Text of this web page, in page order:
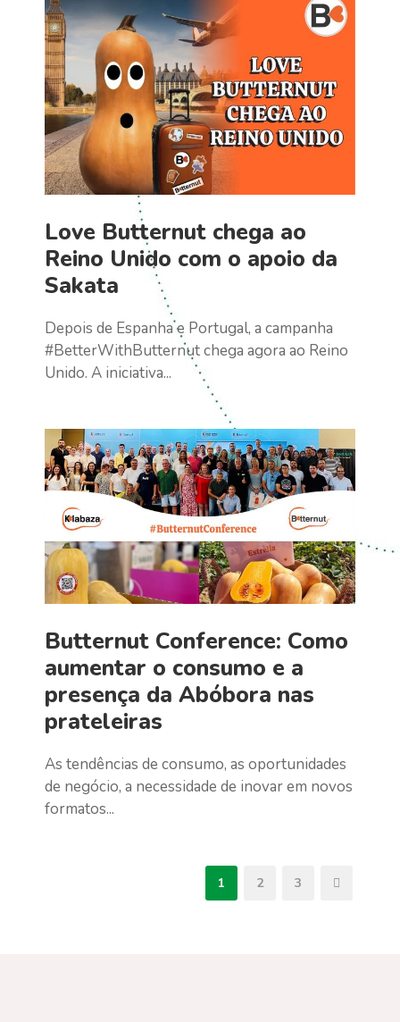
Love Butternut chega ao
Reino Unido com o apoio da
Sakata
Depois de Espanha e Portugal, a campanha
#BetterWithButternut chega agora ao Reino
Unido. A iniciativa...
Butternut Conference: Como
aumentar o consumo e a
presença da Abóbora nas
prateleiras
As tendências de consumo, as oportunidades
de negócio, a necessidade de inovar em novos
formatos...
1 2 3